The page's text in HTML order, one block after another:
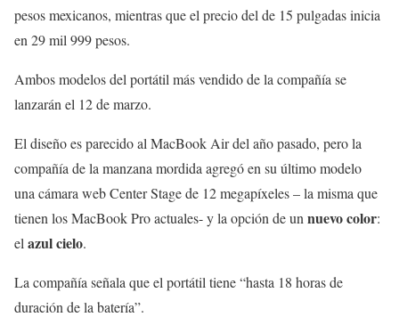
pesos mexicanos, mientras que el precio del de 15 pulgadas inicia
en 29 mil 999 pesos.
Ambos modelos del portátil más vendido de la compañía se
lanzarán el 12 de marzo.
El diseño es parecido al MacBook Air del año pasado, pero la
compañía de la manzana mordida agregó en su último modelo
una cámara web Center Stage de 12 megapíxeles – la misma que
tienen los MacBook Pro actuales- y la opción de un nuevo color:
el azul cielo.
La compañía señala que el portátil tiene “hasta 18 horas de
duración de la batería”.